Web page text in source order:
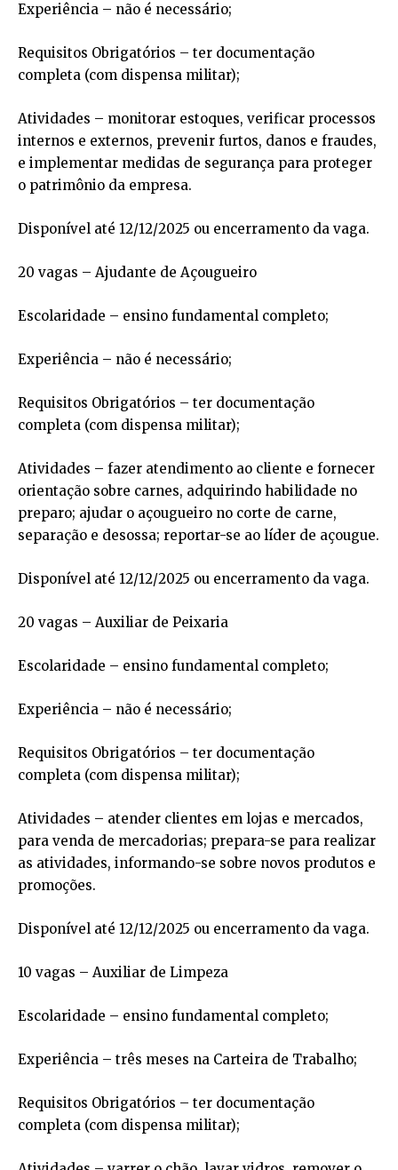
Experiência – não é necessário;
Requisitos Obrigatórios – ter documentação
completa (com dispensa militar);
Atividades – monitorar estoques, verificar processos
internos e externos, prevenir furtos, danos e fraudes,
e implementar medidas de segurança para proteger
o patrimônio da empresa.
Disponível até 12/12/2025 ou encerramento da vaga.
20 vagas – Ajudante de Açougueiro
Escolaridade – ensino fundamental completo;
Experiência – não é necessário;
Requisitos Obrigatórios – ter documentação
completa (com dispensa militar);
Atividades – fazer atendimento ao cliente e fornecer
orientação sobre carnes, adquirindo habilidade no
preparo; ajudar o açougueiro no corte de carne,
separação e desossa; reportar-se ao líder de açougue.
Disponível até 12/12/2025 ou encerramento da vaga.
20 vagas – Auxiliar de Peixaria
Escolaridade – ensino fundamental completo;
Experiência – não é necessário;
Requisitos Obrigatórios – ter documentação
completa (com dispensa militar);
Atividades – atender clientes em lojas e mercados,
para venda de mercadorias; prepara-se para realizar
as atividades, informando-se sobre novos produtos e
promoções.
Disponível até 12/12/2025 ou encerramento da vaga.
10 vagas – Auxiliar de Limpeza
Escolaridade – ensino fundamental completo;
Experiência – três meses na Carteira de Trabalho;
Requisitos Obrigatórios – ter documentação
completa (com dispensa militar);